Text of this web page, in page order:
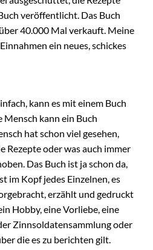
veröffentlicht. Das Buch
40.000 Mal verkauft. Meine
ein neues, schickes
kann es mit einem Buch
Mensch kann ein Buch
hat schon viel gesehen,
Rezepte oder was auch immer
Das Buch ist ja schon da,
im Kopf jedes Einzelnen, es
erzählt und gedruckt
Hobby, eine Vorliebe, eine
Zinnsoldatensammlung oder
die es zu berichten gilt.